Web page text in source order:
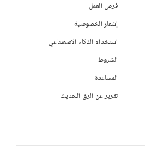
فرص العمل
إشعار الخصوصية
استخدام الذكاء الاصطناعي
الشروط
المساعدة
تقرير عن الرق الحديث